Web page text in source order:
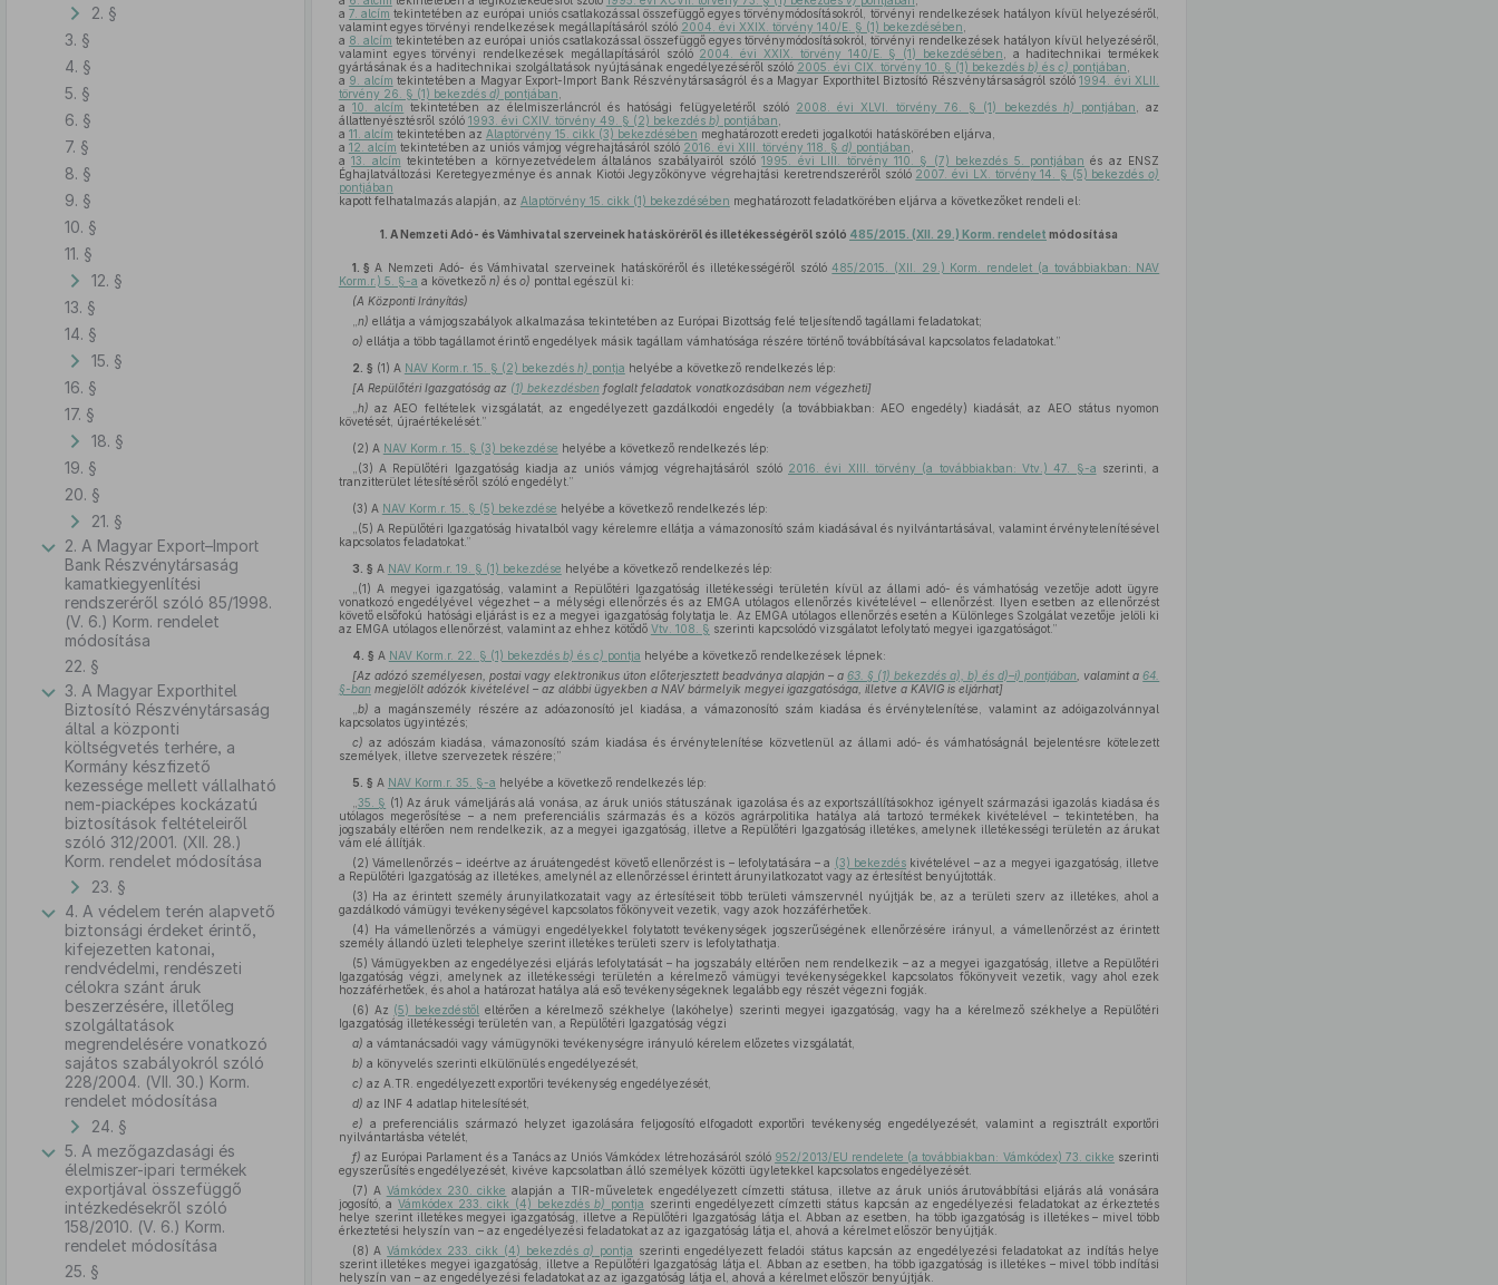
2. §
3. §
4. §
5. §
6. §
7. §
8. §
9. §
10. §
11. §
12. §
13. §
14. §
15. §
16. §
17. §
18. §
19. §
20. §
21. §
2. A Magyar Export–Import
Bank Részvénytársaság
kamatkiegyenlítési
rendszeréről szóló 85/1998.
(V. 6.) Korm. rendelet
módosítása
22. §
3. A Magyar Exporthitel
Biztosító Részvénytársaság
által a központi
költségvetés terhére, a
Kormány készfizető
kezessége mellett vállalható
nem-piacképes kockázatú
biztosítások feltételeiről
szóló 312/2001. (XII. 28.)
Korm. rendelet módosítása
23. §
4. A védelem terén alapvető
biztonsági érdeket érintő,
kifejezetten katonai,
rendvédelmi, rendészeti
célokra szánt áruk
beszerzésére, illetőleg
szolgáltatások
megrendelésére vonatkozó
sajátos szabályokról szóló
228/2004. (VII. 30.) Korm.
rendelet módosítása
24. §
5. A mezőgazdasági és
élelmiszer-ipari termékek
exportjával összefüggő
intézkedésekről szóló
158/2010. (V. 6.) Korm.
rendelet módosítása
25. §
a 7. alcím tekintetében az európai uniós csatlakozással összefüggő egyes törvénymódosításokról, törvényi rendelkezések hatályon kívül helyezéséről,
valamint egyes törvényi rendelkezések megállapításáról szóló 2004. évi XXIX. törvény 140/E. § (1) bekezdésében
a 8. alcím tekintetében az európai uniós csatlakozással összefüggő egyes törvénymódosításokról, törvényi rendelkezések hatályon kívül helyezéséről,
valamint egyes törvényi rendelkezések megállapításáról szóló 2004. évi XXIX. törvény 140/E. § (1) bekezdésében , a haditechnikai termékek
gyártásának és a haditechnikai szolgáltatások nyújtásának engedélyezéséről szóló 2005. évi CIX. törvény 10. § (1) bekezdés b) és c) pontjában
a 9. alcím tekintetében a Magyar Export-Import Bank Részvénytársaságról és a Magyar Exporthitel Biztosító Részvénytársaságról szóló1994. évi XLII.
törvény 26. § (1) bekezdés d) pontjában
a10. alcím tekintetében az élelmiszerláncról és hatósági felügyeletéről szóló 2008. évi XLVI. törvény 76. § (1) bekezdés h) pontjában , az
állattenyésztésről szóló 1993. évi CXIV. törvény 49. § (2) bekezdés b) pontjában
a 11. alcím tekintetében az Alaptörvény 15. cikk (3) bekezdésében meghatározott eredeti jogalkotói hatáskörében eljárva,
a 12. alcím tekintetében az uniós vámjog végrehajtásáról szóló 2016. évi XIII. törvény 118. § d) pontjában
a13. alcím tekintetében a környezetvédelem általános szabályairól szóló1995. évi LIII. törvény 110. § (7) bekezdés 5. pontjában és az ENSZ
Éghajlatváltozási Keretegyezménye és annak Kiotói Jegyzőkönyve végrehajtási keretrendszeréről szóló 2007. évi LX. törvény 14. § (5) bekezdéso)
pontjában
kapott felhatalmazás alapján, az Alaptörvény 15. cikk (1) bekezdésében meghatározott feladatkörében eljárva a következőket rendeli el:
1. A Nemzeti Adó- és Vámhivatal szerveinek hatásköréről és illetékességéről szóló 485/2015. (XII. 29.) Korm. rendelet módosítása
1. § A Nemzeti Adó- és Vámhivatal szerveinek hatásköréről és illetékességéről szóló485/2015. (XII. 29.) Korm. rendelet (a továbbiakban: NAV
Korm.r.) 5. §-a a következő n) és o) ponttal egészül ki:
(A Központi Irányítás)
n) ellátja a vámjogszabályok alkalmazása tekintetében az Európai Bizottság felé teljesítendő tagállami feladatokat;
o) ellátja a több tagállamot érintő engedélyek másik tagállam vámhatósága részére történő továbbításával kapcsolatos feladatokat.”
2. § (1) A NAV Korm.r. 15. § (2) bekezdés h) pontja helyébe a következő rendelkezés lép:
[A Repülőtéri Igazgatóság az (1) bekezdésben foglalt feladatok vonatkozásában nem végezheti]
h) az AEO feltételek vizsgálatát, az engedélyezett gazdálkodói engedély (a továbbiakban: AEO engedély) kiadását, az AEO státus nyomon
követését, újraértékelését.”
(2) A NAV Korm.r. 15. § (3) bekezdése helyébe a következő rendelkezés lép:
„(3) A Repülőtéri Igazgatóság kiadja az uniós vámjog végrehajtásáról szóló 2016. évi XIII. törvény (a továbbiakban: Vtv.) 47. §-a szerinti, a
tranzitterület létesítéséről szóló engedélyt.”
(3) A NAV Korm.r. 15. § (5) bekezdése helyébe a következő rendelkezés lép:
„(5) A Repülőtéri Igazgatóság hivatalból vagy kérelemre ellátja a vámazonosító szám kiadásával és nyilvántartásával, valamint érvénytelenítésével
kapcsolatos feladatokat.”
3. § A NAV Korm.r. 19. § (1) bekezdése helyébe a következő rendelkezés lép:
„(1) A megyei igazgatóság, valamint a Repülőtéri Igazgatóság illetékességi területén kívül az állami adó- és vámhatóság vezetője adott ügyre
vonatkozó engedélyével végezhet – a mélységi ellenőrzés és az EMGA utólagos ellenőrzés kivételével – ellenőrzést. Ilyen esetben az ellenőrzést
követő elsőfokú hatósági eljárást is ez a megyei igazgatóság folytatja le. Az EMGA utólagos ellenőrzés esetén a Különleges Szolgálat vezetője jelöli ki
az EMGA utólagos ellenőrzést, valamint az ehhez kötődő Vtv. 108. § szerinti kapcsolódó vizsgálatot lefolytató megyei igazgatóságot.”
4. § A NAV Korm.r. 22. § (1) bekezdés b) és c) pontja helyébe a következő rendelkezések lépnek:
[Az adózó személyesen, postai vagy elektronikus úton előterjesztett beadványa alapján – a63. § (1) bekezdés a), b) és d)–i) pontjában , valamint a64.
§-ban megjelölt adózók kivételével – az alábbi ügyekben a NAV bármelyik megyei igazgatósága, illetve a KAVIG is eljárhat]
b) a magánszemély részére az adóazonosító jel kiadása, a vámazonosító szám kiadása és érvénytelenítése, valamint az adóigazolvánnyal
kapcsolatos ügyintézés;
c) az adószám kiadása, vámazonosító szám kiadása és érvénytelenítése közvetlenül az állami adó- és vámhatóságnál bejelentésre kötelezett
személyek, illetve szervezetek részére;”
5. § A NAV Korm.r. 35. §-a helyébe a következő rendelkezés lép:
35. § (1) Az áruk vámeljárás alá vonása, az áruk uniós státuszának igazolása és az exportszállításokhoz igényelt származási igazolás kiadása és
utólagos megerősítése – a nem preferenciális származás és a közös agrárpolitika hatálya alá tartozó termékek kivételével – tekintetében, ha
jogszabály eltérően nem rendelkezik, az a megyei igazgatóság, illetve a Repülőtéri Igazgatóság illetékes, amelynek illetékességi területén az árukat
vám elé állítják.
(2) Vámellenőrzés – ideértve az áruátengedést követő ellenőrzést is – lefolytatására – a (3) bekezdés kivételével – az a megyei igazgatóság, illetve
a Repülőtéri Igazgatóság az illetékes, amelynél az ellenőrzéssel érintett árunyilatkozatot vagy az értesítést benyújtották.
(3) Ha az érintett személy árunyilatkozatait vagy az értesítéseit több területi vámszervnél nyújtják be, az a területi szerv az illetékes, ahol a
gazdálkodó vámügyi tevékenységével kapcsolatos főkönyveit vezetik, vagy azok hozzáférhetőek.
(4) Ha vámellenőrzés a vámügyi engedélyekkel folytatott tevékenységek jogszerűségének ellenőrzésére irányul, a vámellenőrzést az érintett
személy állandó üzleti telephelye szerint illetékes területi szerv is lefolytathatja.
(5) Vámügyekben az engedélyezési eljárás lefolytatását – ha jogszabály eltérően nem rendelkezik – az a megyei igazgatóság, illetve a Repülőtéri
Igazgatóság végzi, amelynek az illetékességi területén a kérelmező vámügyi tevékenységekkel kapcsolatos főkönyveit vezetik, vagy ahol ezek
hozzáférhetőek, és ahol a határozat hatálya alá eső tevékenységeknek legalább egy részét végezni fogják.
(6) Az (5) bekezdéstől eltérően a kérelmező székhelye (lakóhelye) szerinti megyei igazgatóság, vagy ha a kérelmező székhelye a Repülőtéri
Igazgatóság illetékességi területén van, a Repülőtéri Igazgatóság végzi
a) a vámtanácsadói vagy vámügynöki tevékenységre irányuló kérelem előzetes vizsgálatát,
b) a könyvelés szerinti elkülönülés engedélyezését,
c) az A.TR. engedélyezett exportőri tevékenység engedélyezését,
d) az INF 4 adatlap hitelesítését,
e) a preferenciális származó helyzet igazolására feljogosító elfogadott exportőri tevékenység engedélyezését, valamint a regisztrált exportőri
nyilvántartásba vételét,
f) az Európai Parlament és a Tanács az Uniós Vámkódex létrehozásáról szóló 952/2013/EU rendelete (a továbbiakban: Vámkódex) 73. cikke szerinti
egyszerűsítés engedélyezését, kivéve kapcsolatban álló személyek közötti ügyletekkel kapcsolatos engedélyezését.
(7) A Vámkódex 230. cikke alapján a TIR-műveletek engedélyezett címzetti státusa, illetve az áruk uniós árutovábbítási eljárás alá vonására
jogosító, aVámkódex 233. cikk (4) bekezdésb) pontja szerinti engedélyezett címzetti státus kapcsán az engedélyezési feladatokat az érkeztetés
helye szerint illetékes megyei igazgatóság, illetve a Repülőtéri Igazgatóság látja el. Abban az esetben, ha több igazgatóság is illetékes – mivel több
érkeztetési helyszín van – az engedélyezési feladatokat az az igazgatóság látja el, ahová a kérelmet először benyújtják.
(8) AVámkódex 233. cikk (4) bekezdésa) pontja szerinti engedélyezett feladói státus kapcsán az engedélyezési feladatokat az indítás helye
szerint illetékes megyei igazgatóság, illetve a Repülőtéri Igazgatóság látja el. Abban az esetben, ha több igazgatóság is illetékes – mivel több indítási
helyszín van – az engedélyezési feladatokat az az igazgatóság látja el, ahová a kérelmet először benyújtják.